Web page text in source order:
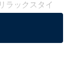
ラックスタイ
しかし、近年
行けばよいか